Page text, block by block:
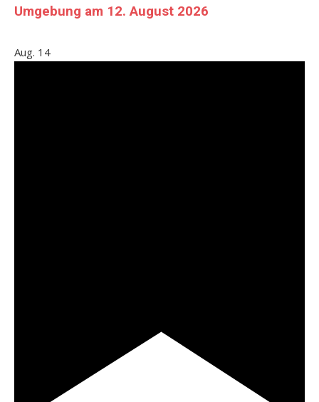
Umgebung am 12. August 2026
Aug. 14